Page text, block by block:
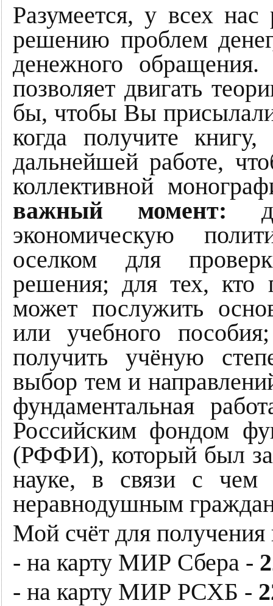
Разумеется, у всех
решению проблем
денежного
позволяет двигать
бы, чтобы Вы
когда получите
дальнейшей работе,
коллективной
важный момент:
экономическую
оселком для
решения; для тех, кто
может послужить
или учебного
получить учёную
выбор тем и
фундаментальная
Российским фондом
(РФФИ), который был
науке, в связи с чем
неравнодушным
Мой счёт для получения
- на карту МИР Сбера -
- на карту МИР РСХБ -